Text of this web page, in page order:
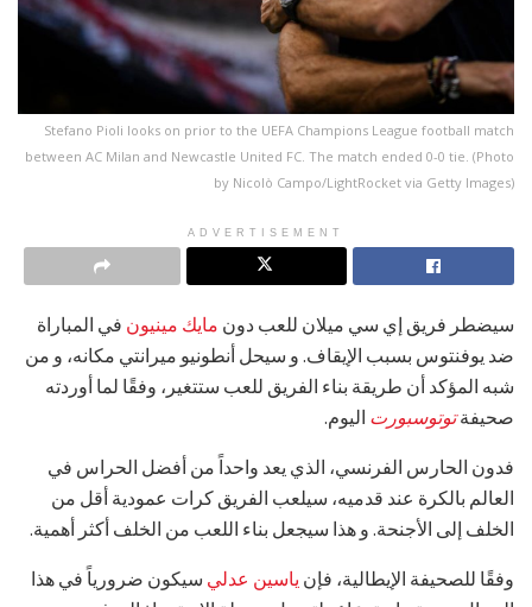
Stefano Pioli looks on prior to the UEFA Champions League football match
between AC Milan and Newcastle United FC. The match ended 0-0 tie. (Photo
by Nicolò Campo/LightRocket via Getty Images)
ADVERTISEMENT
سيضطر فريق إي سي ميلان للعب دون مايك مينيون في المباراة
ضد يوفنتوس بسبب الإيقاف. و سيحل أنطونيو ميرانتي مكانه، و من
شبه المؤكد أن طريقة بناء الفريق للعب ستتغير، وفقًا لما أوردته
صحيفةتوتوسبورت اليوم.
فدون الحارس الفرنسي، الذي يعد واحداً من أفضل الحراس في
العالم بالكرة عند قدميه، سيلعب الفريق كرات عمودية أقل من
الخلف إلى الأجنحة. و هذا سيجعل بناء اللعب من الخلف أكثر أهمية.
وفقًا للصحيفة الإيطالية، فإن ياسين عدلي سيكون ضرورياً في هذا